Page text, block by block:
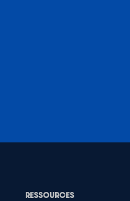
RESSOURCES